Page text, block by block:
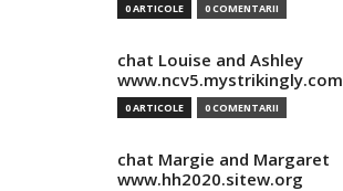
0 ARTICOLE 0 COMENTARII
chat Louise and Ashley
www.ncv5.mystrikingly.com
0 ARTICOLE 0 COMENTARII
chat Margie and Margaret
www.hh2020.sitew.org